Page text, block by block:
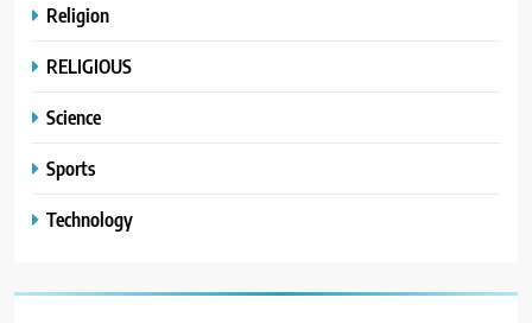
Religion
RELIGIOUS
Science
Sports
Technology